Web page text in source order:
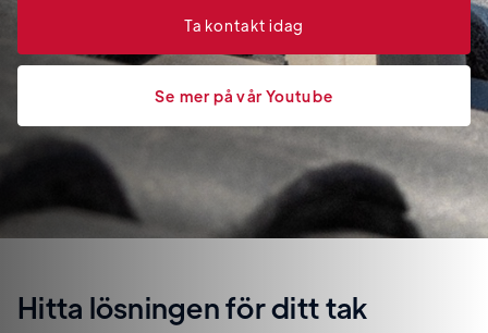
Ta kontakt idag
Se mer på vår Youtube
Hitta lösningen för ditt tak